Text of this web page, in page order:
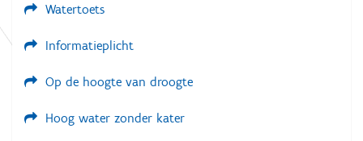
Watertoets
Informatieplicht
Op de hoogte van droogte
Hoog water zonder kater